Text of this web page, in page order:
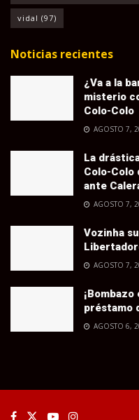
vidal (97)
Noticias recientes
¿Va a la
misterio
Colo-Colo
AGOSTO 7,
La
Colo-Colo
ante
AGOSTO 7,
Vozinha
AGOSTO 7,
préstamo
AGOSTO 6,